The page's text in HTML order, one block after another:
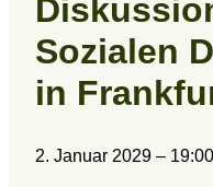
Sozialen
in
2. Januar 2029 – 19:00